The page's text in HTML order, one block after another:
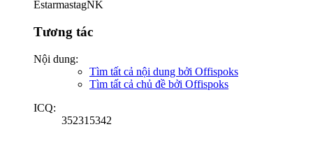
EstarmastagNK
Tương tác
Nội dung:
Tìm tất cả nội dung bởi Offispoks
Tìm tất cả chủ đề bởi Offispoks
ICQ:
352315342